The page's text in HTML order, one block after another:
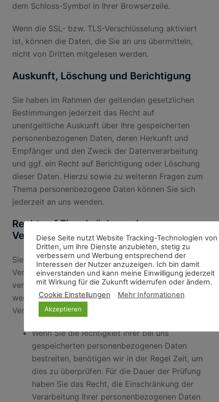
dem Schloss-Symbol in Ihrer Browserzeile.
Wenn die SSL- bzw. TLS-Verschlüsselung aktiviert
ist, können die Daten, die Sie an uns übermitteln,
nicht von Dritten mitgelesen werden.
Auskunft, Löschung und Berichtigung
Sie haben im Rahmen der geltenden gesetzlichen
Bestimmungen jederzeit das Recht auf
unentgeltliche Auskunft über Ihre gespeicherten
personenbezogenen Daten, deren Herkunft und
Empfänger und den Zweck der Datenverarbeitung
und ggf. ein Recht auf Berichtigung oder Löschung
dieser Daten. Hierzu sowie zu weiteren Fragen zum
Thema personenbezogene Daten können Sie sich
jederzeit an uns wenden.
Recht auf Einschränkung der
Verarbeitung
Sie haben das Recht, die Einschränkung der
Verarbeitung Ihrer personenbezogenen Daten zu
verlangen. Hierzu können Sie sich jederzeit an uns
wenden. Das Recht auf Einschränkung der
Verarbeitung besteht in folgenden Fällen:
Wenn Sie die Richtigkeit Ihrer bei uns
gespeicherten personenbezogenen Daten
bestreiten, benötigen wir in der Regel Zeit, um
dies zu überprüfen. Für die Dauer der Prüfung
haben Sie das Recht, die Einschränkung der
Verarbeitung Ihrer personenbezogenen Daten
Diese Seite nutzt Website Tracking-Technologien von
Dritten, um ihre Dienste anzubieten, stetig zu
verbessern und Werbung entsprechend der
Interessen der Nutzer anzuzeigen. Ich bin damit
einverstanden und kann meine Einwilligung jederzeit
mit Wirkung für die Zukunft widerrufen oder ändern.
Cookie Einstellungen
Mehr Informationen
Akzeptieren